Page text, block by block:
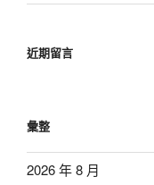
近期留言
彙整
2026 年 8 月